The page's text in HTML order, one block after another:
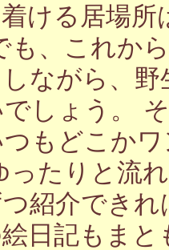
ける居場
も、これか
ながら、
しょう。
もどこか
ったりと流
紹介でき
日記もま